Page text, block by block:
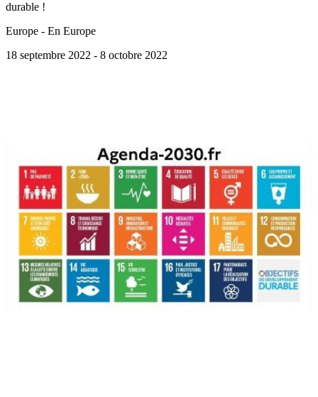
durable !
Europe - En Europe
18 septembre 2022 - 8 octobre 2022